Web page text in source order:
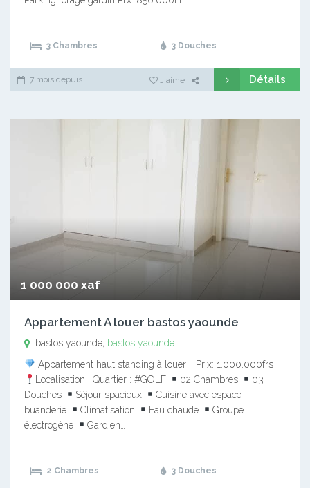
3 Chambres 3 Douches
7 mois depuis J'aime Détails
1 000 000 xaf
Appartement A louer bastos yaounde
bastos yaounde, bastos yaounde
Appartement haut standing à louer || Prix: 1.000.000frs
Localisation | Quartier : #GOLF
02 Chambres
03
Douches
Séjour spacieux
Cuisine avec espace
buanderie
Climatisation Eau chaude
Groupe
électrogène
Gardien…
2 Chambres 3 Douches